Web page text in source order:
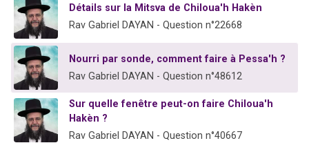
Détails sur la Mitsva de Chiloua'h Hakèn
Rav Gabriel DAYAN - Question n°22668
Nourri par sonde, comment faire à Pessa'h ?
Rav Gabriel DAYAN - Question n°48612
Sur quelle fenêtre peut-on faire Chiloua'h
Hakèn ?
Rav Gabriel DAYAN - Question n°40667